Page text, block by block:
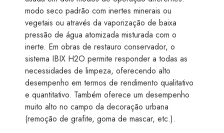
modo seco padrão com inertes minerais ou
vegetais ou através da vaporização de baixa
pressão de água atomizada misturada com o
inerte. Em obras de restauro conservador, o
sistema IBIX H2O permite responder a todas as
necessidades de limpeza, oferecendo alto
desempenho em termos de rendimento qualitativo
e quantitativo. Também oferece um desempenho
muito alto no campo da decoração urbana
(remoção de grafite, goma de mascar, etc.).